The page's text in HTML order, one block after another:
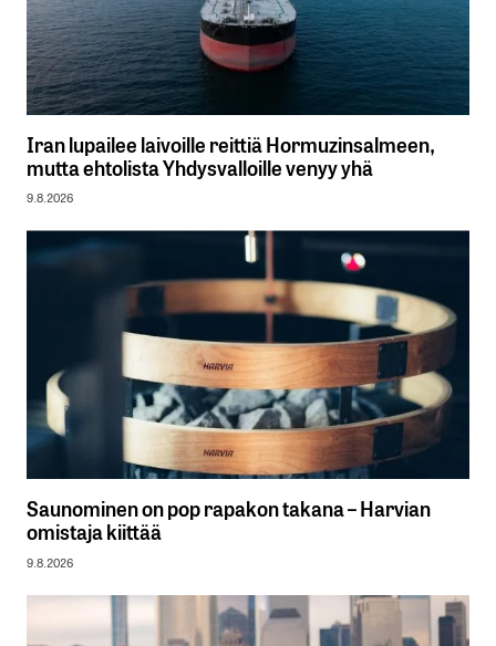
Iran lupailee laivoille reittiä Hormuzinsalmeen,
mutta ehtolista Yhdysvalloille venyy yhä
9.8.2026
Saunominen on pop rapakon takana – Harvian
omistaja kiittää
9.8.2026